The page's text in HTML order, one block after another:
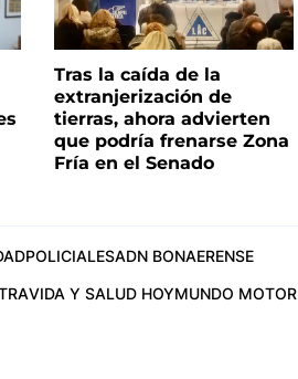
Tras la caída de la
extranjerización de
tierras, ahora advierten
que podría frenarse Zona
Fría en el Senado
POLICIALESADN BONAERENSE
VIDA Y SALUD HOYMUNDO MOTOR